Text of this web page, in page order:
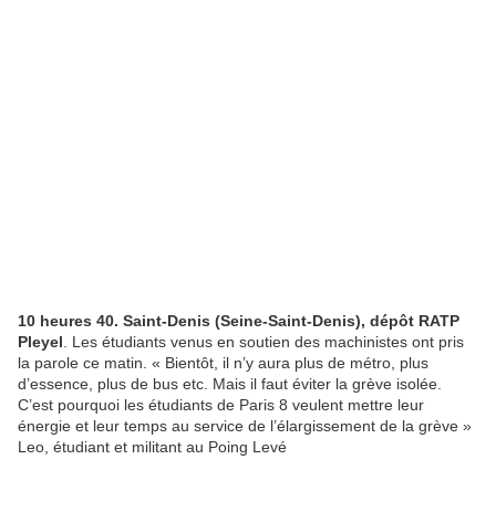
10 heures 40. Saint-Denis (Seine-Saint-Denis), dépôt RATP
Pleyel . Les étudiants venus en soutien des machinistes ont pris
la parole ce matin. « Bientôt, il n’y aura plus de métro, plus
d’essence, plus de bus etc. Mais il faut éviter la grève isolée.
C’est pourquoi les étudiants de Paris 8 veulent mettre leur
énergie et leur temps au service de l’élargissement de la grève »
Leo, étudiant et militant au Poing Levé